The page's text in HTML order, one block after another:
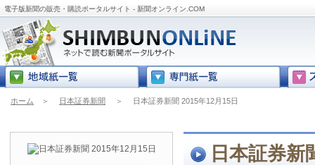
電子版新聞の販売・購読ポータルサイト - 新聞オンライン.COM
ホーム ＞ 日本証券新聞 ＞ 日本証券新聞 2015年12月15日
日本証券新